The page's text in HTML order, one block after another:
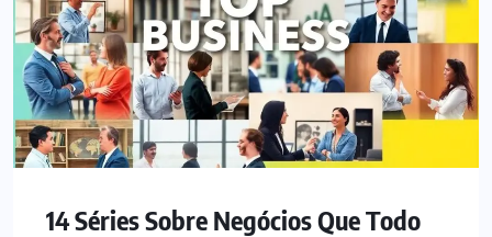
14 Séries Sobre Negócios Que Todo